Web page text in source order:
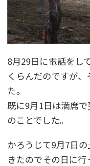
8月29日に電話をし
くらんだのですが
た。
既に9月1日は満席
のことでした。
かろうじて9月7日
きたのでその日に行